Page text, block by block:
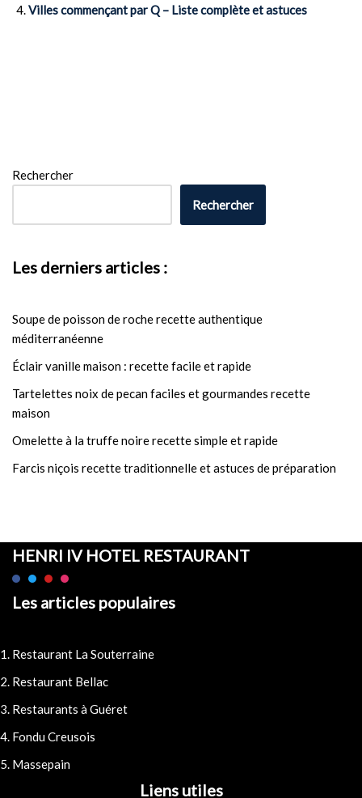
Villes commençant par Q – Liste complète et astuces
Rechercher
Rechercher
Les derniers articles :
Soupe de poisson de roche recette authentique
méditerranéenne
Éclair vanille maison : recette facile et rapide
Tartelettes noix de pecan faciles et gourmandes recette
maison
Omelette à la truffe noire recette simple et rapide
Farcis niçois recette traditionnelle et astuces de préparation
HENRI IV HOTEL RESTAURANT
Les articles populaires
Restaurant La Souterraine
Restaurant Bellac
Restaurants à Guéret
Fondu Creusois
Massepain
Liens utiles